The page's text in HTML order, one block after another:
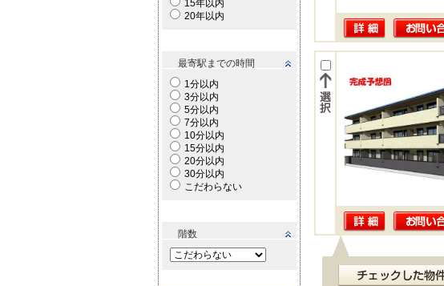
15年以内
20年以内
最寄駅までの時間
1分以内
3分以内
5分以内
7分以内
10分以内
15分以内
20分以内
30分以内
こだわらない
階数